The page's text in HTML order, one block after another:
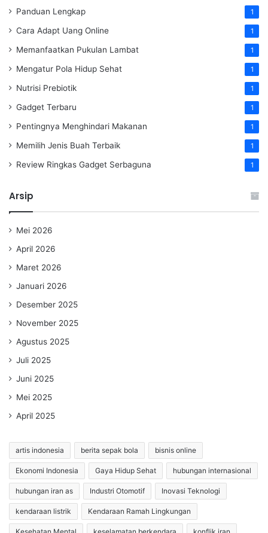
Panduan Lengkap 1
Cara Adapt Uang Online 1
Memanfaatkan Pukulan Lambat 1
Mengatur Pola Hidup Sehat 1
Nutrisi Prebiotik 1
Gadget Terbaru 1
Pentingnya Menghindari Makanan 1
Memilih Jenis Buah Terbaik 1
Review Ringkas Gadget Serbaguna 1
Arsip
Mei 2026
April 2026
Maret 2026
Januari 2026
Desember 2025
November 2025
Agustus 2025
Juli 2025
Juni 2025
Mei 2025
April 2025
artis indonesia berita sepak bola bisnis online
Ekonomi Indonesia Gaya Hidup Sehat hubungan internasional
hubungan iran as Industri Otomotif Inovasi Teknologi
kendaraan listrik Kendaraan Ramah Lingkungan